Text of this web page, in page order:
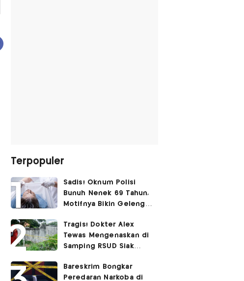
Terpopuler
Sadis! Oknum Polisi
Bunuh Nenek 69 Tahun,
Motifnya Bikin Geleng
Tragis! Dokter Alex
Tewas Mengenaskan di
Samping RSUD Siak
Rocuronium
Bareskrim Bongkar
Peredaran Narkoba di